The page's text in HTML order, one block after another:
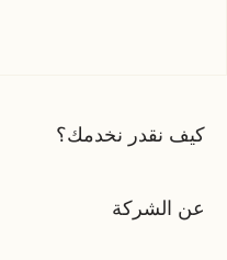
كيف نقدر نخدمك؟
عن الشركة